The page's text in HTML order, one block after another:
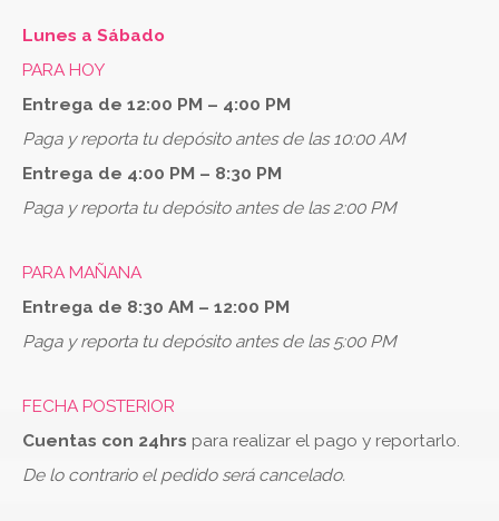
Lunes a Sábado
PARA HOY
Entrega de 12:00 PM – 4:00 PM
Paga y reporta tu depósito antes de las 10:00 AM
Entrega de 4:00 PM – 8:30 PM
Paga y reporta tu depósito antes de las 2:00 PM
PARA MAÑANA
Entrega de 8:30 AM – 12:00 PM
Paga y reporta tu depósito antes de las 5:00 PM
FECHA POSTERIOR
Cuentas con 24hrs para realizar el pago y reportarlo.
De lo contrario el pedido será cancelado.